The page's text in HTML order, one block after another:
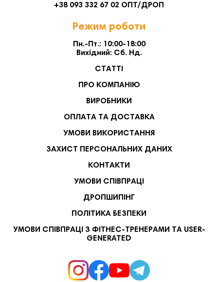
+38 093 332 67 02 ОПТ/ДРОП
Режим роботи
Пн.-Пт.: 10:00-18:00
Вихідний: Сб. Нд.
СТАТТІ
ПРО КОМПАНІЮ
ВИРОБНИКИ
ОПЛАТА ТА ДОСТАВКА
УМОВИ ВИКОРИСТАННЯ
ЗАХИСТ ПЕРСОНАЛЬНИХ ДАНИХ
КОНТАКТИ
УМОВИ СПІВПРАЦІ
ДРОПШИПІНГ
ПОЛІТИКА БЕЗПЕКИ
УМОВИ СПІВПРАЦІ З ФІТНЕС-ТРЕНЕРАМИ ТА USER-
GENERATED